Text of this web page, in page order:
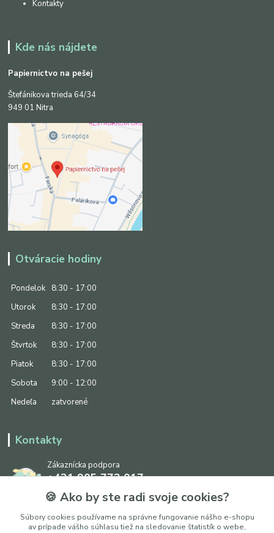
Kontakty
Kde nás nájdete
Papiernictvo na pešej
Štefánikova trieda 64/34
949 01 Nitra
Otváracie hodiny
Pondelok
8:30 - 17:00
Utorok
8:30 - 17:00
Streda
8:30 - 17:00
Štvrtok
8:30 - 17:00
Piatok
8:30 - 17:00
Sobota
9:00 - 12:00
Nedeľa
zatvorené
Kontakty
Zákaznícka podpora
+421 905 773 017
(Po-Pia, 8:30 - 17:00, So: 9:00 - 12:00)
info@ipapier.sk
🍪 Ako by ste radi svoje cookies?
Súbory cookies používame na správne fungovanie nášho e-shopu
av prípade vášho súhlasu tiež na sledovanie štatistík o webe,